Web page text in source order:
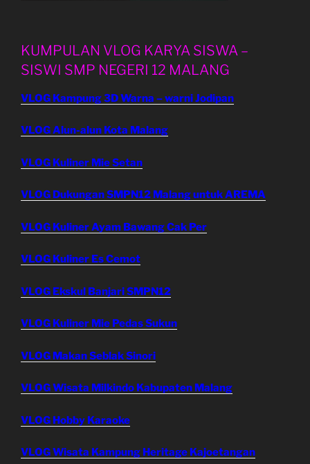
KUMPULAN VLOG KARYA SISWA –
SISWI SMP NEGERI 12 MALANG
VLOG Kampung 3D Warna – warni Jodipan
VLOG Alun-alun Kota Malang
VLOG Kuliner Mie Setan
VLOG Dukungan SMPN12 Malang untuk AREMA
VLOG Kuliner Ayam Bawang Cak Per
VLOG Kuliner Es Cemot
VLOG Ekskul Banjari SMPN12
VLOG Kuliner Mie Pedas Sukun
VLOG Makan Seblak Sinori
VLOG Wisata Milkindo Kabupaten Malang
VLOG Hobby Karaoke
VLOG Wisata Kampung Heritage Kajoetangan